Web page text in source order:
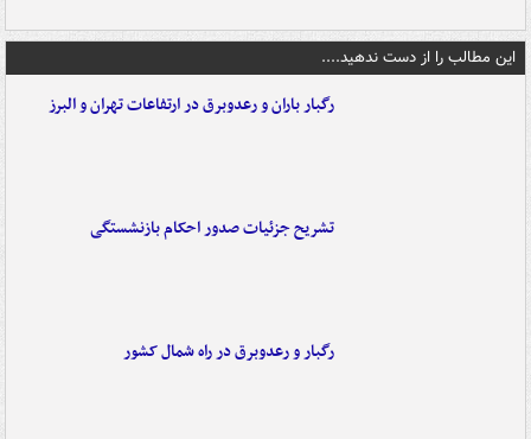
این مطالب را از دست ندهید....
رگبار باران و رعدوبرق در ارتفاعات تهران و البرز
تشریح جزئیات صدور احکام بازنشستگی
رگبار و رعدوبرق در راه شمال کشور